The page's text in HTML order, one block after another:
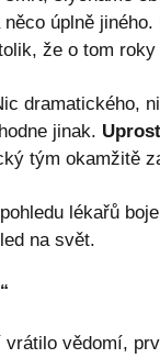
něco úplně
že o tom roky
dramatického,
jinak.
tým okamžitě
lékařů
na svět.
vědomí,